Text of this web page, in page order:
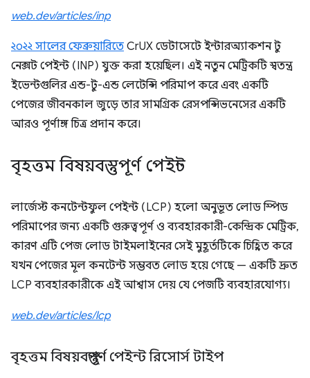
web.dev/articles/inp
২০২২ সালের ফেব্রুয়ারিতে CrUX ডেটাসেটে ইন্টারঅ্যাকশন টু
নেক্সট পেইন্ট (INP) যুক্ত করা হয়েছিল। এই নতুন মেট্রিকটি স্বতন্ত্র
ইভেন্টগুলির এন্ড-টু-এন্ড লেটেন্সি পরিমাপ করে এবং একটি
পেজের জীবনকাল জুড়ে তার সামগ্রিক রেসপন্সিভনেসের একটি
আরও পূর্ণাঙ্গ চিত্র প্রদান করে।
বৃহত্তম বিষয়বস্তুপূর্ণ পেইন্ট
লার্জেস্ট কনটেন্টফুল পেইন্ট (LCP) হলো অনুভূত লোড স্পিড
পরিমাপের জন্য একটি গুরুত্বপূর্ণ ও ব্যবহারকারী-কেন্দ্রিক মেট্রিক,
কারণ এটি পেজ লোড টাইমলাইনের সেই মুহূর্তটিকে চিহ্নিত করে
যখন পেজের মূল কনটেন্ট সম্ভবত লোড হয়ে গেছে — একটি দ্রুত
LCP ব্যবহারকারীকে এই আশ্বাস দেয় যে পেজটি ব্যবহারযোগ্য।
web.dev/articles/lcp
বৃহত্তম বিষয়বস্তুপূর্ণ পেইন্ট রিসোর্স টাইপ